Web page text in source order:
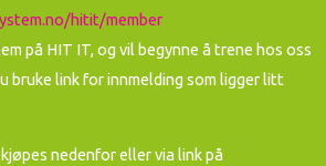
hitit/member
på HIT IT, og vil begynne å trene hos oss
bruke link for innmelding som ligger litt
nedenfor eller via link på